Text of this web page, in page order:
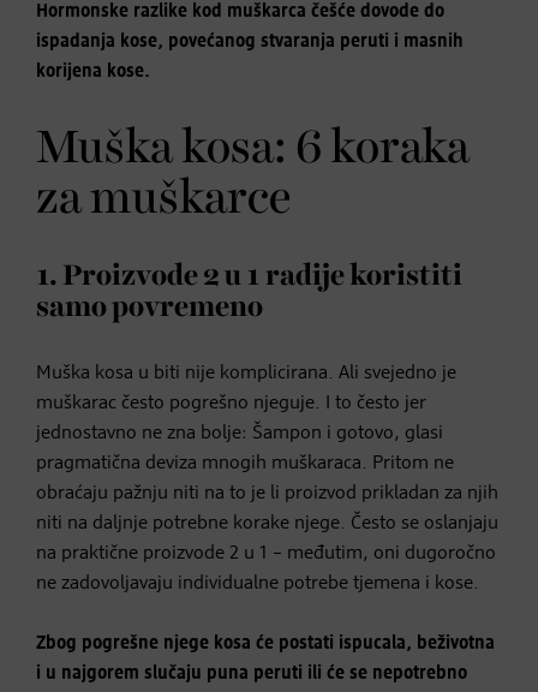
Hormonske razlike kod muškarca češće dovode do
ispadanja kose, povećanog stvaranja peruti i masnih
korijena kose.
Muška kosa: 6 koraka
za muškarce
1. Proizvode 2 u 1 radije koristiti
samo povremeno
Muška kosa u biti nije komplicirana. Ali svejedno je
muškarac često pogrešno njeguje. I to često jer
jednostavno ne zna bolje: Šampon i gotovo, glasi
pragmatična deviza mnogih muškaraca. Pritom ne
obraćaju pažnju niti na to je li proizvod prikladan za njih
niti na daljnje potrebne korake njege. Često se oslanjaju
na praktične proizvode 2 u 1 – međutim, oni dugoročno
ne zadovoljavaju individualne potrebe tjemena i kose.
Zbog pogrešne njege kosa će postati ispucala, beživotna
i u najgorem slučaju puna peruti ili će se nepotrebno